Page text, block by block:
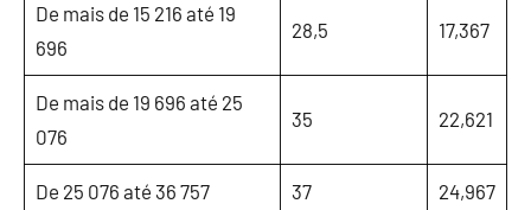
De mais de 15 216 até 19
696
28,5 17,367
De mais de 19 696 até 25
076
35 22,621
De 25 076 até 36 757 37 24,967